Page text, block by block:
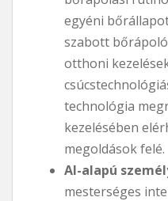
egyéni
szabott
otthoni
technológia
kezelésében
megoldások felé.
AI-alapú
mesterséges